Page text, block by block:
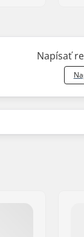
Napísať